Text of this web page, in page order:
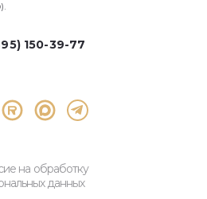
150-39-77
на обработку
данных